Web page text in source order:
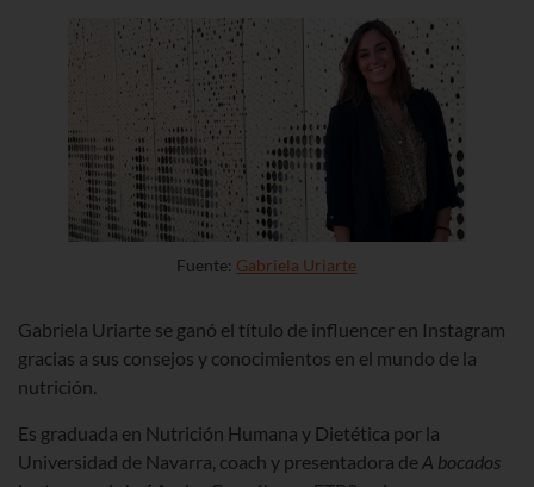
Fuente: Gabriela Uriarte
Gabriela Uriarte se ganó el título de influencer en Instagram
gracias a sus consejos y conocimientos en el mundo de la
nutrición.
Es graduada en Nutrición Humana y Dietética por la
Universidad de Navarra, coach y presentadora de A bocados